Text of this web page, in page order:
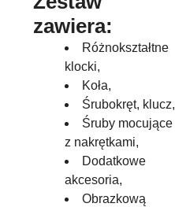
zawiera:
Różnokształtne
klocki,
Koła,
Śrubokręt, klucz,
Śruby mocujące
z nakrętkami,
Dodatkowe
akcesoria,
Obrazkową